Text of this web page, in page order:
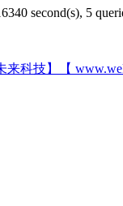
second(s), 5
来科技】【